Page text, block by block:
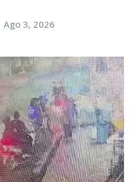
Ago 3, 2026